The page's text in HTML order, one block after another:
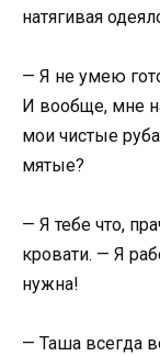
натягивая
— Я не умею
И вообще, мне
мои чистые
мятые?
— Я тебе что,
кровати. — Я
нужна!
— Таша всегда